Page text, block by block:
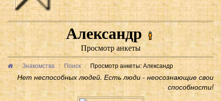
Александр
Просмотр анкеты
Знакомства Поиск Просмотр анкеты: Александр
Нет неспособных людей. Есть люди - неосознающие свои
способности!